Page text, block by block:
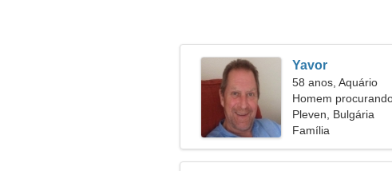
Yavor
58 anos, Aquário
Homem
Pleven, Bulgária
Família